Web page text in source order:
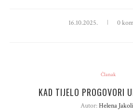
16.10.2025. 0
Članak
KAD TIJELO PROGOVORI
Autor:Helena